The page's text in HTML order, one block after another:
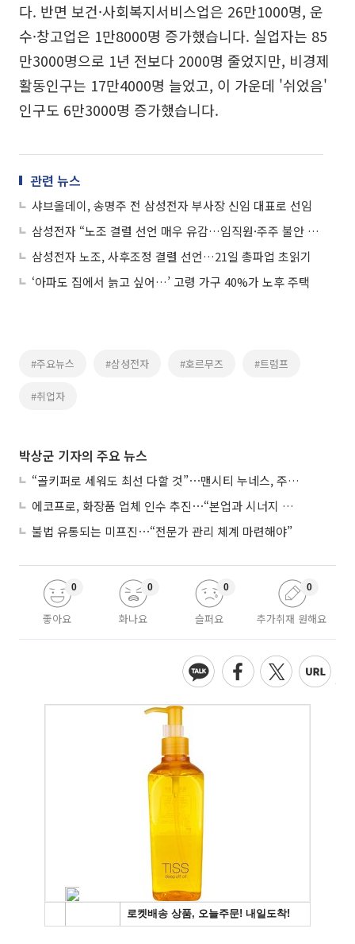
다. 반면 보건·사회복지서비스업은 26만1000명, 운
수·창고업은 1만8000명 증가했습니다. 실업자는 85
만3000명으로 1년 전보다 2000명 줄었지만, 비경제
활동인구는 17만4000명 늘었고, 이 가운데 '쉬었음'
인구도 6만3000명 증가했습니다.
관련 뉴스
샤브올데이, 송명주 전 삼성전자 부사장 신임 대표로 선임
삼성전자 “노조 결렬 선언 매우 유감…임직원·주주 불안 커져”
삼성전자 노조, 사후조정 결렬 선언…21일 총파업 초읽기
‘아파도 집에서 늙고 싶어…’ 고령 가구 40%가 노후 주택
#주요뉴스 #삼성전자 #호르무즈 #트럼프
#취업자
박상군 기자의 주요 뉴스
“골키퍼로 세워도 최선 다할 것”⋯맨시티 누네스, 주전 경쟁 각오
에코프로, 화장품 업체 인수 추진⋯“본업과 시너지 부족”
불법 유통되는 미프진⋯“전문가 관리 체계 마련해야”
좋아요
0
화나요
0
슬퍼요
0
추가취재 원해요
0